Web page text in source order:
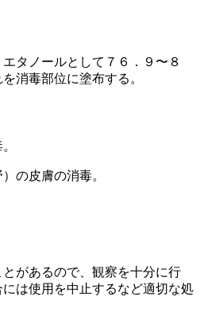
タノールとして７６．９〜８
消毒部位に塗布する。
の皮膚の消毒。
があるので、観察を十分に行
は使用を中止するなど適切な処